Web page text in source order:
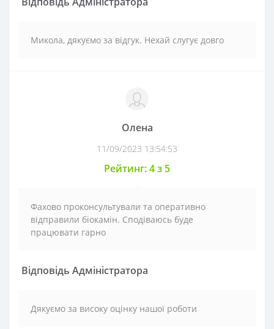
Микола, дякуємо за відгук. Нехай слугує довго
Олена
11/09/2023 13:54:53
Рейтинг: 4 з 5
Фахово проконсультували та оперативно
відправили біокамін. Сподіваюсь буде
працювати гарно
Відповідь Адміністратора
Дякуємо за високу оцінку нашої роботи